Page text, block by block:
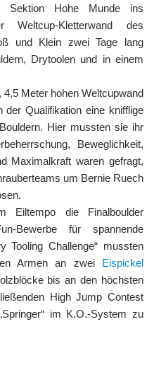
Sektion Hohe Munde ins
Kletterwand des
und Klein zwei Tage lang
Drytoolen und in einem
Meter hohen Weltcupwand
Qualifikation eine knifflige
Hier mussten sie ihr
Beweglichkeit,
Maximalkraft waren gefragt,
um Bernie Ruech
Eiltempo die Finalboulder
Bewerbe für spannende
Tooling Challenge“ mussten
Armen an zwei Eispickel
bis an den höchsten
High Jump Contest
im K.O.-System zu